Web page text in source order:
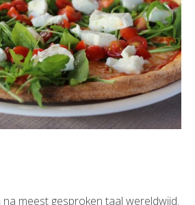
meest gesproken taal wereldwijd.